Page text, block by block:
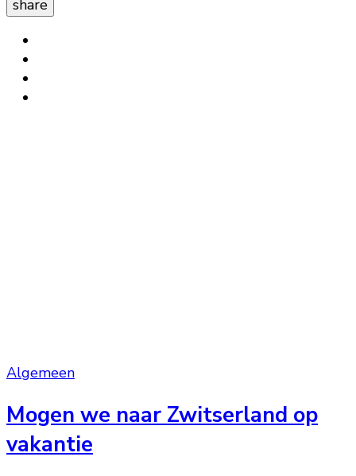
share
Algemeen
Mogen we naar Zwitserland op
vakantie